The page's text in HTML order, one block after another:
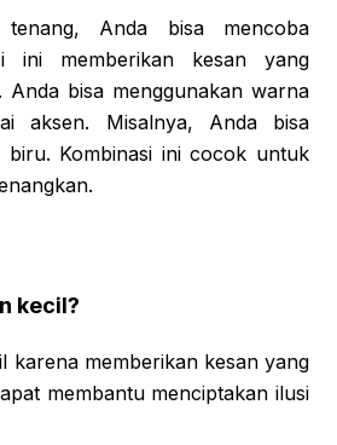
Anda bisa mencoba
ini memberikan kesan yang
bisa menggunakan warna
aksen. Misalnya, Anda bisa
biru. Kombinasi ini cocok untuk
kecil?
karena memberikan kesan yang
membantu menciptakan ilusi